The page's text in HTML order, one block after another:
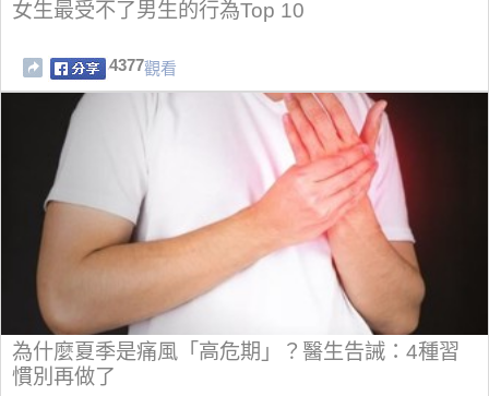
女生最受不了男生的行為Top 10
4377觀看
為什麼夏季是痛風「高危期」？醫生告誡：4種習
慣別再做了